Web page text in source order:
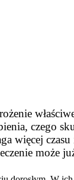
czego
więcej
może